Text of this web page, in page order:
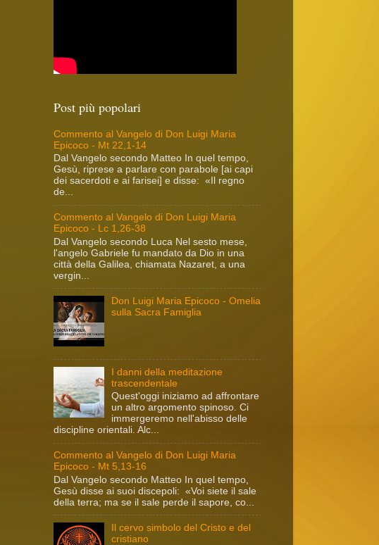
Post più popolari
Commento al Vangelo di Don Luigi Maria
Epicoco - Mt 22,1-14
Dal Vangelo secondo Matteo In quel tempo,
Gesù, riprese a parlare con parabole [ai capi
dei sacerdoti e ai farisei] e disse: «Il regno
de...
Commento al Vangelo di Don Luigi Maria
Epicoco - Lc 1,26-38
Dal Vangelo secondo Luca Nel sesto mese,
l'angelo Gabriele fu mandato da Dio in una
città della Galilea, chiamata Nazaret, a una
vergin...
Don Luigi Maria Epicoco - Omelia
sulla Sacra Famiglia
I danni della meditazione
trascendentale
Quest'oggi iniziamo ad affrontare
un altro argomento spinoso. Ci
immergeremo nell'abisso delle
discipline orientali. Alc...
Commento al Vangelo di Don Luigi Maria
Epicoco - Mt 5,13-16
Dal Vangelo secondo Matteo In quel tempo,
Gesù disse ai suoi discepoli: «Voi siete il sale
della terra; ma se il sale perde il sapore, co...
Il cervo simbolo del Cristo e del
cristiano